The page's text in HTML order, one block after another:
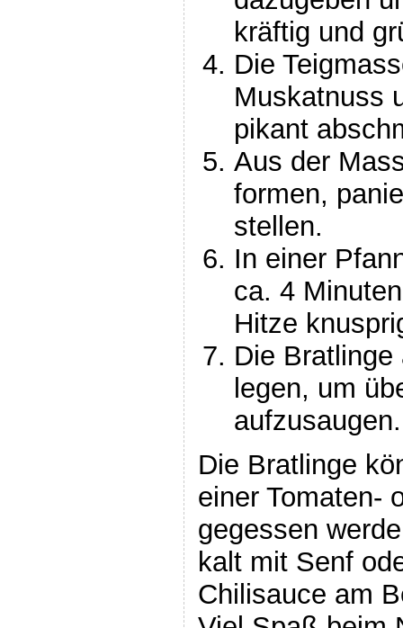
kräftig und
Die
Muskatnuss
pikant
Aus der
formen,
stellen.
In einer
ca. 4
Hitze
Die
legen, um
aufzusaugen.
Die Bratlinge
einer Tomaten-
gegessen
kalt mit Senf
Chilisauce am